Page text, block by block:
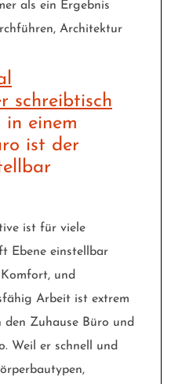
als ein Ergebnis
Architektur
schreibtisch
einem
ist der
ist für viele
Ebene einstellbar
und
Arbeit ist extrem
Zuhause Büro und
Weil er schnell und